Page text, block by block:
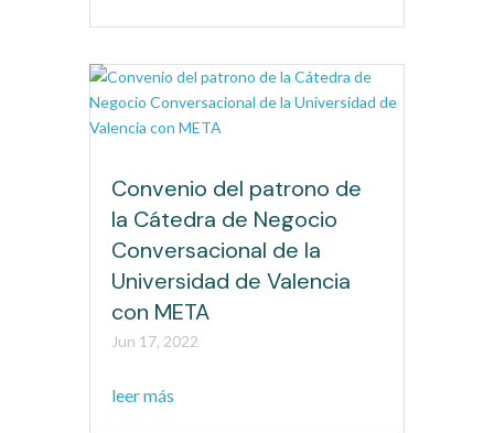
Convenio del patrono de
la Cátedra de Negocio
Conversacional de la
Universidad de Valencia
con META
Jun 17, 2022
leer más